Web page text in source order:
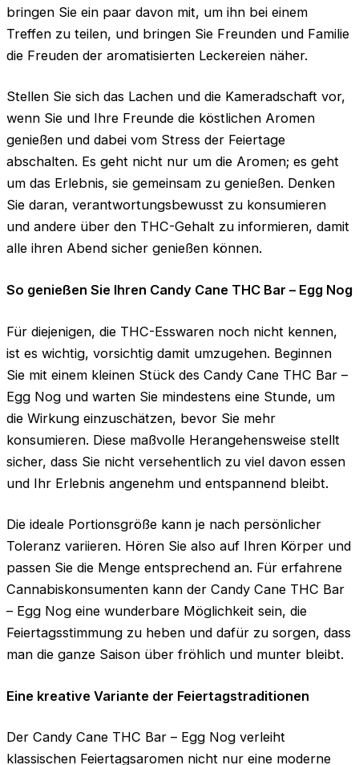
bringen Sie ein paar davon mit, um ihn bei einem
Treffen zu teilen, und bringen Sie Freunden und Familie
die Freuden der aromatisierten Leckereien näher.
Stellen Sie sich das Lachen und die Kameradschaft vor,
wenn Sie und Ihre Freunde die köstlichen Aromen
genießen und dabei vom Stress der Feiertage
abschalten. Es geht nicht nur um die Aromen; es geht
um das Erlebnis, sie gemeinsam zu genießen. Denken
Sie daran, verantwortungsbewusst zu konsumieren
und andere über den THC-Gehalt zu informieren, damit
alle ihren Abend sicher genießen können.
So genießen Sie Ihren Candy Cane THC Bar – Egg Nog
Für diejenigen, die THC-Esswaren noch nicht kennen,
ist es wichtig, vorsichtig damit umzugehen. Beginnen
Sie mit einem kleinen Stück des Candy Cane THC Bar –
Egg Nog und warten Sie mindestens eine Stunde, um
die Wirkung einzuschätzen, bevor Sie mehr
konsumieren. Diese maßvolle Herangehensweise stellt
sicher, dass Sie nicht versehentlich zu viel davon essen
und Ihr Erlebnis angenehm und entspannend bleibt.
Die ideale Portionsgröße kann je nach persönlicher
Toleranz variieren. Hören Sie also auf Ihren Körper und
passen Sie die Menge entsprechend an. Für erfahrene
Cannabiskonsumenten kann der Candy Cane THC Bar
– Egg Nog eine wunderbare Möglichkeit sein, die
Feiertagsstimmung zu heben und dafür zu sorgen, dass
man die ganze Saison über fröhlich und munter bleibt.
Eine kreative Variante der Feiertagstraditionen
Der Candy Cane THC Bar – Egg Nog verleiht
klassischen Feiertagsaromen nicht nur eine moderne